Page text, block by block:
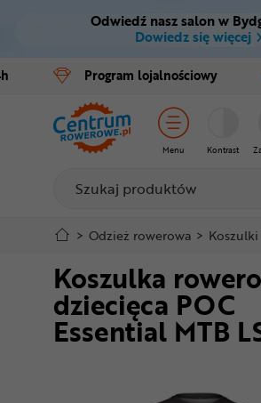
Ctrl
Menu główne
Informacje o produkcie
Szczegółowe informacje
Stopka
Mapa strony
Odwiedź nasz salon w
Dowiedz się więcej
Program lojalnościowy
Menu Kontrast
Rowery
E-bike
Części
Akcesoria
Odzież
Kaski
Buty
> Odzież rowerowa >
Koszulka
dziecięca POC
Essential MTB